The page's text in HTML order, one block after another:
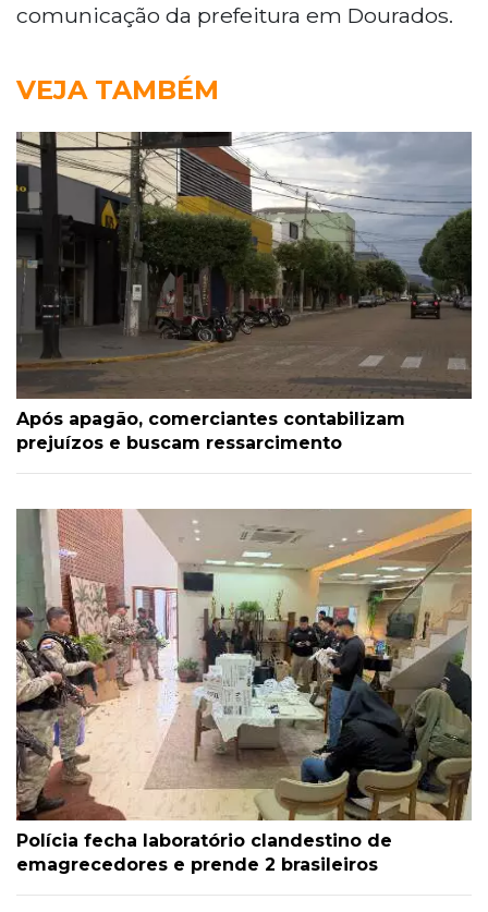
comunicação da prefeitura em Dourados.
VEJA TAMBÉM
Após apagão, comerciantes contabilizam
prejuízos e buscam ressarcimento
Polícia fecha laboratório clandestino de
emagrecedores e prende 2 brasileiros